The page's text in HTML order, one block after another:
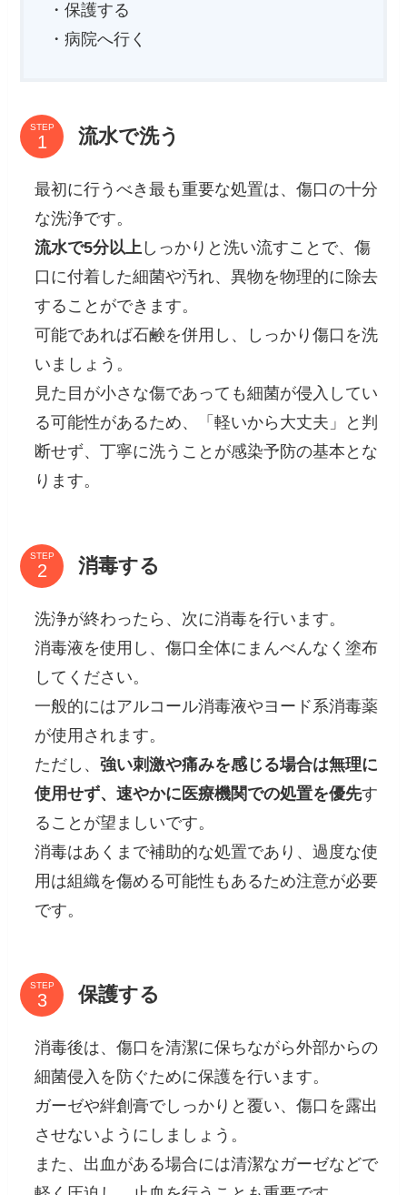
・保護する
・病院へ行く
STEP 流水で洗う
最初に行うべき最も重要な処置は、傷口の十分
な洗浄です。
流水で5分以上 しっかりと洗い流すことで、傷
口に付着した細菌や汚れ、異物を物理的に除去
することができます。
可能であれば石鹸を併用し、しっかり傷口を洗
いましょう。
見た目が小さな傷であっても細菌が侵入してい
る可能性があるため、「軽いから大丈夫」と判
断せず、丁寧に洗うことが感染予防の基本とな
ります。
STEP 消毒する
洗浄が終わったら、次に消毒を行います。
消毒液を使用し、傷口全体にまんべんなく塗布
してください。
一般的にはアルコール消毒液やヨード系消毒薬
が使用されます。
ただし、強い刺激や痛みを感じる場合は無理に
使用せず、速やかに医療機関での処置を優先す
ることが望ましいです。
消毒はあくまで補助的な処置であり、過度な使
用は組織を傷める可能性もあるため注意が必要
です。
STEP 保護する
消毒後は、傷口を清潔に保ちながら外部からの
細菌侵入を防ぐために保護を行います。
ガーゼや絆創膏でしっかりと覆い、傷口を露出
させないようにしましょう。
また、出血がある場合には清潔なガーゼなどで